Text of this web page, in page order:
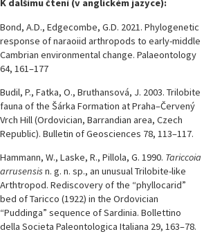
K dalšímu čtení (v anglickém jazyce):
Bond, A.D., Edgecombe, G.D. 2021. Phylogenetic
response of naraoiid arthropods to early-middle
Cambrian environmental change. Palaeontology
64, 161–177
Budil, P., Fatka, O., Bruthansová, J. 2003. Trilobite
fauna of the Šárka Formation at Praha–Červený
Vrch Hill (Ordovician, Barrandian area, Czech
Republic). Bulletin of Geosciences 78, 113–117.
Hammann, W., Laske, R., Pillola, G. 1990. Tariccoia
arrusensis n. g. n. sp., an unusual Trilobite-like
Arthtropod. Rediscovery of the “phyllocarid”
bed of Taricco (1922) in the Ordovician
“Puddinga” sequence of Sardinia. Bollettino
della Societa Paleontologica Italiana 29, 163–78.